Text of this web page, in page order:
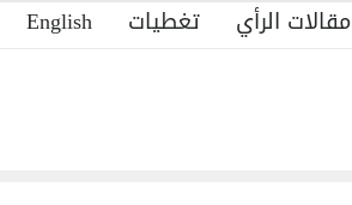
مقالات الرأي تغطيات English